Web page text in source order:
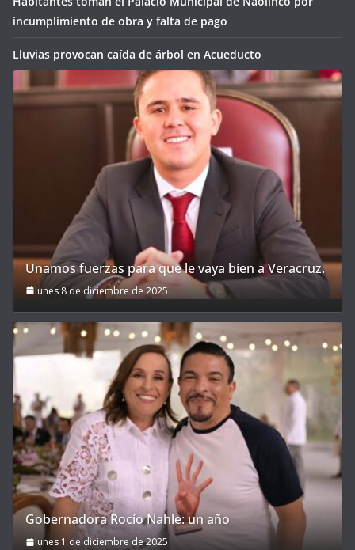
incumplimiento de obra y falta de pago
Lluvias provocan caída de árbol en Acueducto
Unamos fuerzas para que le vaya bien a Veracruz.
lunes 8 de diciembre de 2025
Gobernadora Rocío Nahle: un año
lunes 1 de diciembre de 2025